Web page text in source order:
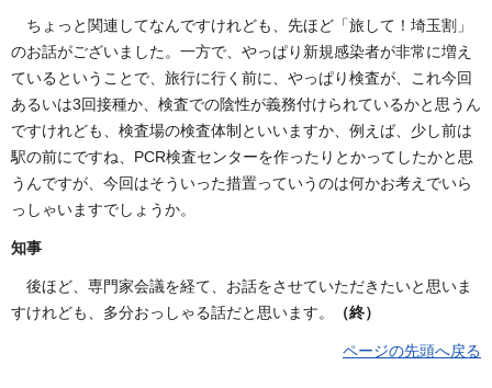
ちょっと関連してなんですけれども、先ほど「旅して！埼玉割」
のお話がございました。一方で、やっぱり新規感染者が非常に増え
ているということで、旅行に行く前に、やっぱり検査が、これ今回
あるいは3回接種か、検査での陰性が義務付けられているかと思うん
ですけれども、検査場の検査体制といいますか、例えば、少し前は
駅の前にですね、PCR検査センターを作ったりとかってしたかと思
うんですが、今回はそういった措置っていうのは何かお考えでいら
っしゃいますでしょうか。
知事
後ほど、専門家会議を経て、お話をさせていただきたいと思いま
すけれども、多分おっしゃる話だと思います。
（終）
ページの先頭へ戻る